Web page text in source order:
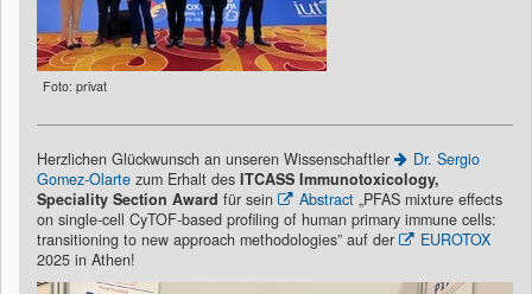
Foto: privat
Herzlichen Glückwunsch an unseren Wissenschaftler
Dr. Sergio
Gomez-Olarte zum Erhalt des ITCASS Immunotoxicology,
Speciality Section Award für sein Abstract „PFAS mixture effects
on single-cell CyTOF-based profiling of human primary immune cells:
transitioning to new approach methodologies” auf der
EUROTOX
2025 in Athen!